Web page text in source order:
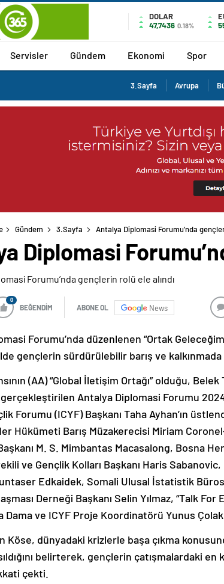
DOLAR
47,7436 0.18%
Servisler Gündem Ekonomi Spor
3.Sayfa Avrupa
Gündem 3.Sayfa Antalya Diplomasi Forumu’nda
Diplomasi
0
BEĞENDİM ABONE OL News
Forumu’nda düzenlenen “Ortak
gençlerin sürdürülebilir barış ve kalkınmada
(AA) “Global İletişim Ortağı” olduğu,
gerçekleştirilen Antalya Diplomasi Forumu
Forumu (ICYF) Başkanı Taha Ayhan’ın
Hükümeti Barış Müzakerecisi Miriam
M. S. Mimbantas Macasalong, Bosna
ve Gençlik Kolları Başkanı Haris
Edkaidek, Somali Ulusal İstatistik
Derneği Başkanı Selin Yılmaz, “Talk For
Dama ve ICYF Proje Koordinatörü Yunus
Köse, dünyadaki krizlerle başa çıkma
belirterek, gençlerin çatışmalardaki en
çekti.